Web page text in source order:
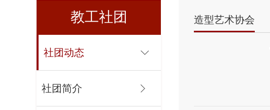
教工社团
社团动态
社团简介
造型艺术协会